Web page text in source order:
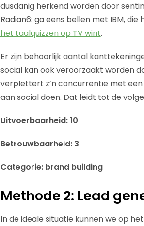
dusdanig herkend worden door
Radian6: ga eens bellen met IBM, die
het taalquizzen op TV wint.
Er zijn behoorlijk aantal
social kan ook veroorzaakt worden
verplettert z’n concurrentie met
aan social doen. Dat leidt tot de
Uitvoerbaarheid: 10
Betrouwbaarheid: 3
Categorie: brand building
Methode 2: Lead
In de ideale situatie kunnen we op